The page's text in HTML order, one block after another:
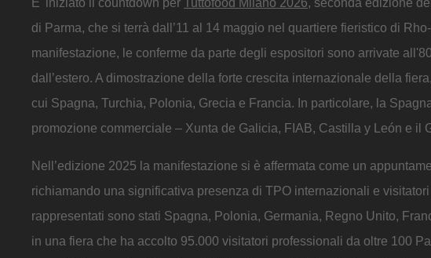
di Parma, che si terrà dall’11 al 14 maggio nel quartiere fieristico di
manifestazione, le conferme da parte degli espositori sono arrivate
dall’estero. A dimostrazione della forte crescita internazionale della
cui Spagna, Turchia, Polonia, Grecia e Francia. In particolare, la
promozione commerciale – Xunta de Galicia, FIAB, Castilla y León e il
Nell’edizione 2025 la manifestazione si è affermata come un
richiamando una significativa presenza di TPO internazionali e
rappresentati sono stati Spagna, Polonia, Germania, Regno Unito,
in una fiera che ha accolto 95.000 visitatori professionali da oltre 100